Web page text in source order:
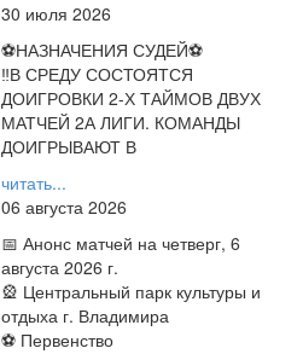
30 июля 2026
⚽НАЗНАЧЕНИЯ СУДЕЙ⚽
‼В СРЕДУ СОСТОЯТСЯ
ДОИГРОВКИ 2-Х ТАЙМОВ ДВУХ
МАТЧЕЙ 2А ЛИГИ. КОМАНДЫ
ДОИГРЫВАЮТ В
читать...
06 августа 2026
📅 Анонс матчей на четверг, 6
августа 2026 г.
🎡 Центральный парк культуры и
отдыха г. Владимира
⚽ Первенство